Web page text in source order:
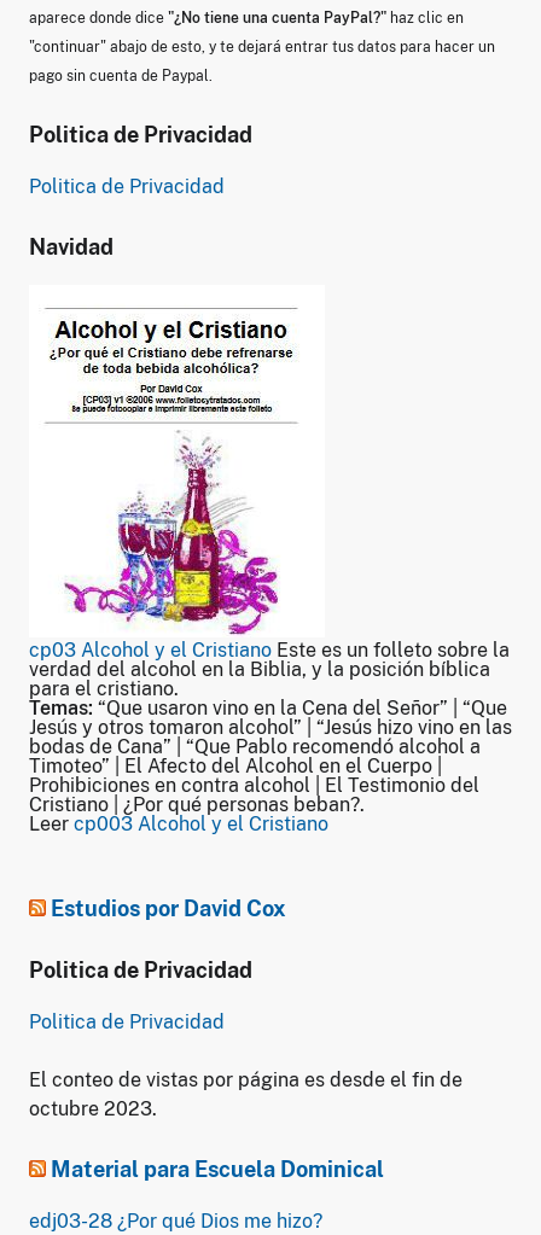
aparece donde dice "¿No tiene una cuenta PayPal?" haz clic en
"continuar" abajo de esto, y te dejará entrar tus datos para hacer un
pago sin cuenta de Paypal.
Politica de Privacidad
Politica de Privacidad
Navidad
cp03 Alcohol y el Cristiano Este es un folleto sobre la
verdad del alcohol en la Biblia, y la posición bíblica
para el cristiano.
Temas: “Que usaron vino en la Cena del Señor” | “Que
Jesús y otros tomaron alcohol” | “Jesús hizo vino en las
bodas de Cana” | “Que Pablo recomendó alcohol a
Timoteo” | El Afecto del Alcohol en el Cuerpo |
Prohibiciones en contra alcohol | El Testimonio del
Cristiano | ¿Por qué personas beban?.
Leer cp003 Alcohol y el Cristiano
Estudios por David Cox
Politica de Privacidad
Politica de Privacidad
El conteo de vistas por página es desde el fin de
octubre 2023.
Material para Escuela Dominical
edj03-28 ¿Por qué Dios me hizo?